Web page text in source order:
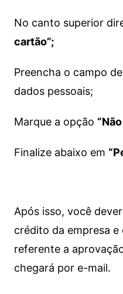
No canto superior
cartão”;
Preencha o campo
dados pessoais;
Marque a opção
Finalize abaixo em
Após isso, você
crédito da empresa e
referente a
chegará por e-mail.